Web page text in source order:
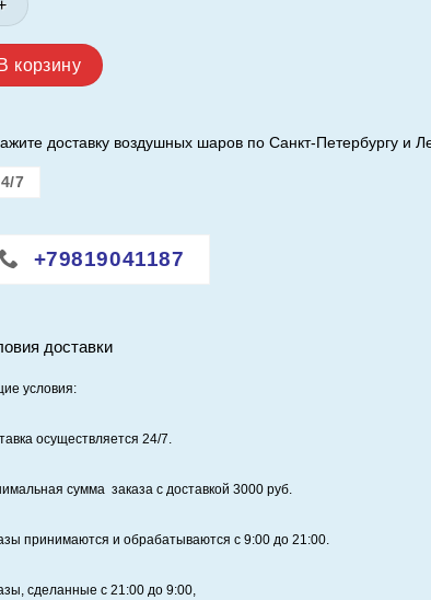
60
корзину
доставку воздушных шаров по Санкт-Петербургу и
7
+79819041187
доставки
условия:
осуществляется 24/7.
сумма заказа с доставкой 3000 руб.
принимаются и обрабатываются с 9:00 до 21:00.
сделанные с 21:00 до 9:00,